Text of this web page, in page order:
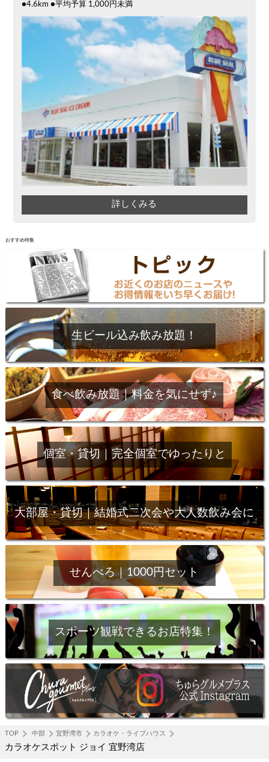
●4.6km ●平均予算 1,000円未満
詳しくみる
おすすめ特集
生ビール込み飲み放題！
食べ飲み放題｜料金を気にせず♪
個室・貸切｜完全個室でゆったりと
大部屋・貸切｜結婚式二次会や大人数飲み会に
せんべろ｜1000円セット
スポーツ観戦できるお店特集！
TOP 中部 宜野湾市 カラオケ・ライブハウス
カラオケスポット ジョイ 宜野湾店